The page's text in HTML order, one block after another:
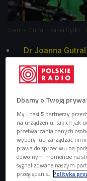
Joanna Gutral i Kasia Dydo
Dr Joanna
odpornościowego
uwagę na jego
Według raportu
Polaków
naszego
Badania
rośnie wraz z
od naszej płci,
Dbamy o Twoją
My i nasi5 partnerzy
na urządzeniu, takich jak
przetwarzania danych
wybory lub zarządzać
prawa do sprzeciwu na
dowolnym momencie na
sygnalizowane naszym
przeglądania. Polityka